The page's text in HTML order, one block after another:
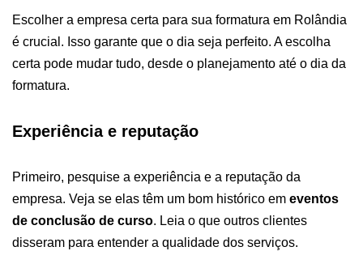
Escolher a empresa certa para sua formatura em Rolândia
é crucial. Isso garante que o dia seja perfeito. A escolha
certa pode mudar tudo, desde o planejamento até o dia da
formatura.
Experiência e reputação
Primeiro, pesquise a experiência e a reputação da
empresa. Veja se elas têm um bom histórico em eventos
de conclusão de curso. Leia o que outros clientes
disseram para entender a qualidade dos serviços.